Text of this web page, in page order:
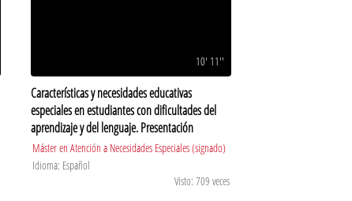
10' 11''
Características y necesidades educativas
especiales en estudiantes con dificultades del
aprendizaje y del lenguaje. Presentación
Máster en Atención a Necesidades Especiales (signado)
Idioma: Español
Visto: 709 veces